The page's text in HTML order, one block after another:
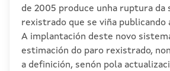
de 2005 produce unha ruptura da
rexistrado que se viña publicando
A implantación deste novo
estimación do paro rexistrado,
a definición, senón pola